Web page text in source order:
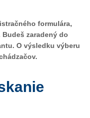
formulára,
zaradený do
O výsledku výberu